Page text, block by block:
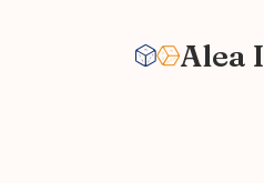
Alea I